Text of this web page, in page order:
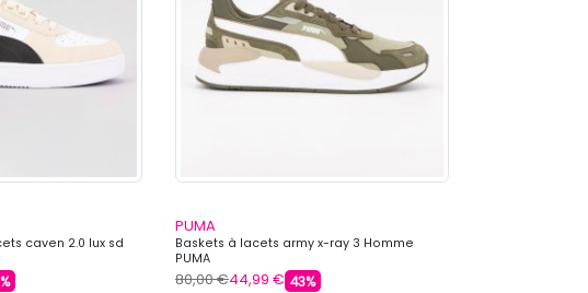
caven 2.0 lux sd
PUMA
Baskets à lacets army x-ray 3 Homme
PUMA
80,00 €44,99 € 43%